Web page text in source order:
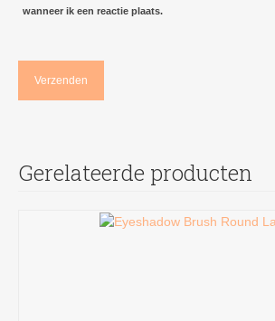
wanneer ik een reactie plaats.
Gerelateerde producten